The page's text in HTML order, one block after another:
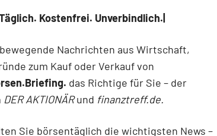
Kostenfrei. Unverbindlich.|
Nachrichten aus Wirtschaft,
zum Kauf oder Verkauf von
das Richtige für Sie – der
DER AKTIONÄRund finanztreff.de.
Sie börsentäglich die wichtigsten News –